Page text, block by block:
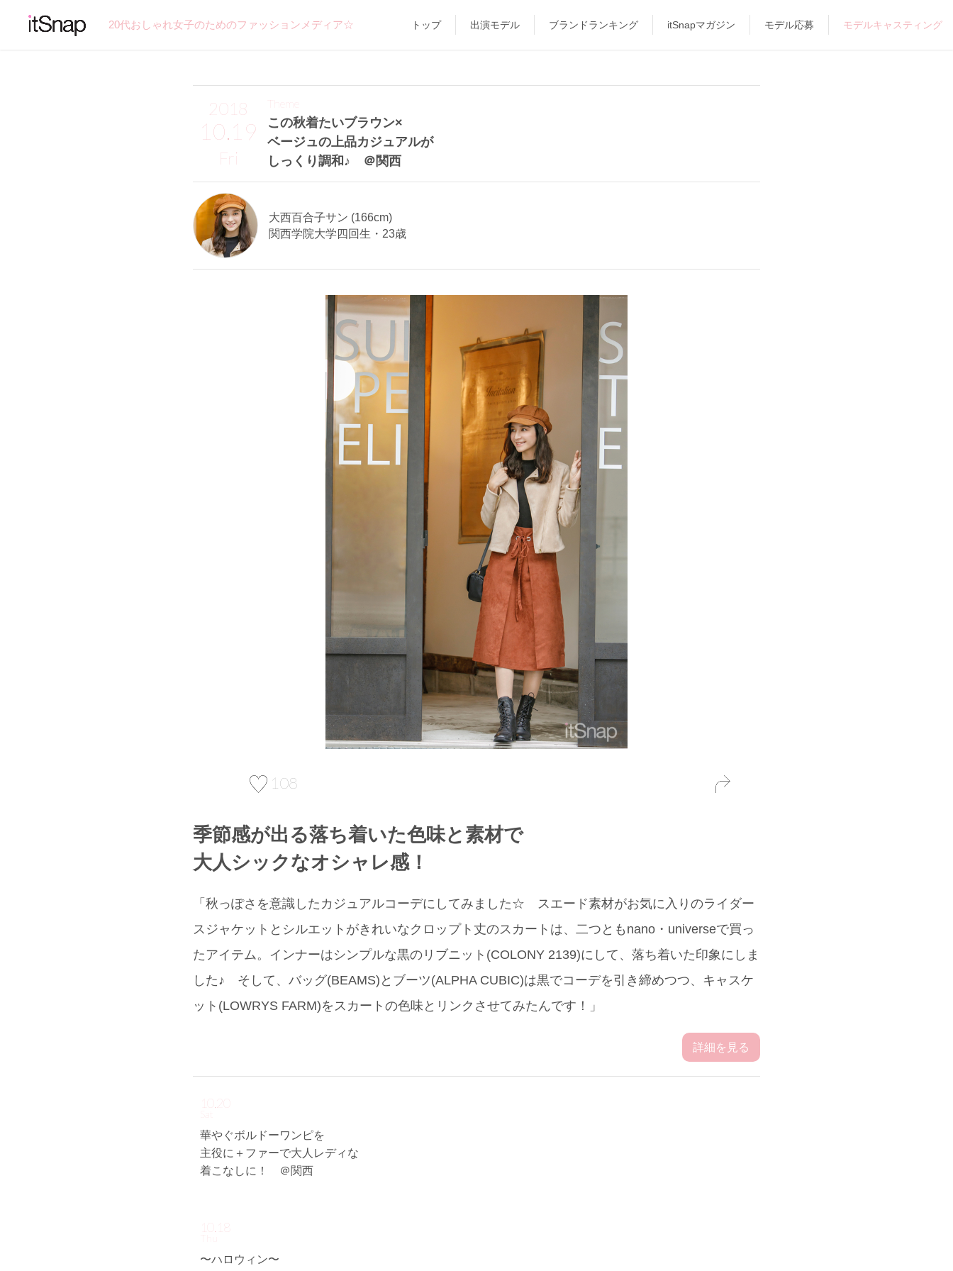
20代おしゃれ女子のためのファッションメディア☆ トップ 出演モデル ブランドランキング itSnapマガジン モデル応募 モデルキャスティング
2018
10.19
Fri
この秋着たいブラウン×
ベージュの上品カジュアルが
しっくり調和♪ ＠関西
Theme
大西百合子サン (166cm)
関西学院大学四回生・23歳
108
季節感が出る落ち着いた色味と素材で
大人シックなオシャレ感！
「秋っぽさを意識したカジュアルコーデにしてみました☆ スエード素材がお気に入りのライダー
スジャケットとシルエットがきれいなクロップト丈のスカートは、二つともnano・universeで買っ
たアイテム。インナーはシンプルな黒のリブニット(COLONY 2139)にして、落ち着いた印象にしま
した♪ そして、バッグ(BEAMS)とブーツ(ALPHA CUBIC)は黒でコーデを引き締めつつ、キャスケ
ット(LOWRYS FARM)をスカートの色味とリンクさせてみたんです！」
詳細を見る
華やぐボルドーワンピを
主役に＋ファーで大人レディな
着こなしに！ ＠関西
10.18
〜ハロウィン〜